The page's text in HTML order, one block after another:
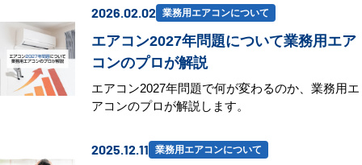
2026.02.02 業務用エアコンについて
エアコン2027年問題について業務用エア
コンのプロが解説
エアコン2027年問題で何が変わるのか、業務用エ
アコンのプロが解説します。
2025.12.11 業務用エアコンについて